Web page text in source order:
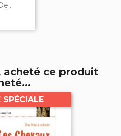
acheté ce produit
SPÉCIALE